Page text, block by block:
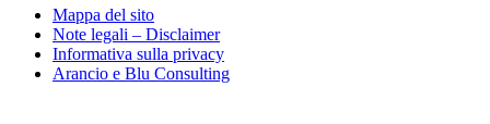
Mappa del sito
Note legali – Disclaimer
Informativa sulla privacy
Arancio e Blu Consulting